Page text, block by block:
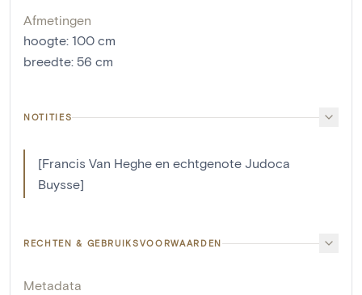
Afmetingen
hoogte: 100 cm
breedte: 56 cm
NOTITIES
[Francis Van Heghe en echtgenote Judoca
Buysse]
RECHTEN & GEBRUIKSVOORWAARDEN
Metadata